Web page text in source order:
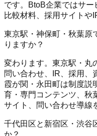
です。BtoB企業ではサ
比較材料、採用サイトや
東京駅・神保町・秋葉原
りますか？
変わります。東京駅・丸
問い合わせ、IR、採用、
霞が関・永田町は制度説
育・専門コンテンツ、秋
サイト、問い合わせ導線
千代田区と新宿区・渋谷